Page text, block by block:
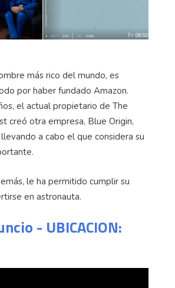
más rico del mundo, es
por haber fundado Amazon.
el actual propietario de The
creó otra empresa, Blue Origin,
a cabo el que considera su
le ha permitido cumplir su
en astronauta.
- UBICACION: